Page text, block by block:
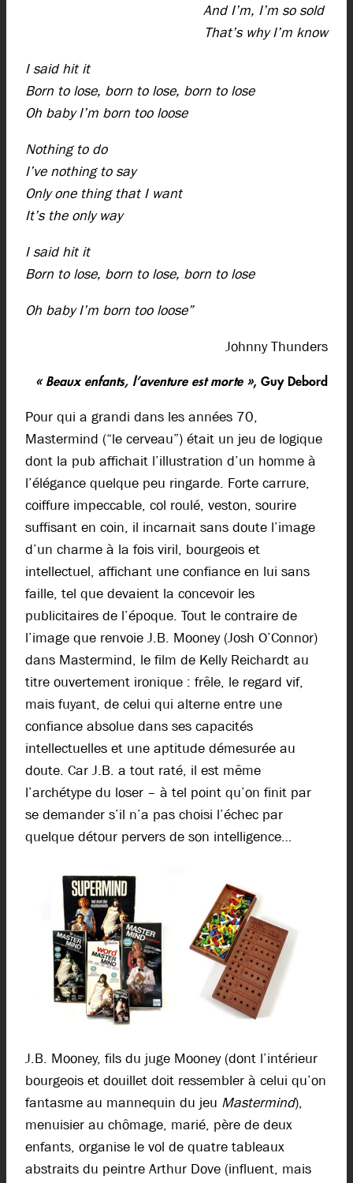
And I’m, I’m so sold
That’s why I’m know
I said hit it
Born to lose, born to lose, born to lose
Oh baby I’m born too loose
Nothing to do
I’ve nothing to say
Only one thing that I want
It’s the only way
I said hit it
Born to lose, born to lose, born to lose
Oh baby I’m born too loose”
Johnny Thunders
« Beaux enfants, l’aventure est morte », Guy Debord
Pour qui a grandi dans les années 70,
Mastermind (“le cerveau”) était un jeu de logique
dont la pub affichait l’illustration d’un homme à
l’élégance quelque peu ringarde. Forte carrure,
coiffure impeccable, col roulé, veston, sourire
suffisant en coin, il incarnait sans doute l’image
d’un charme à la fois viril, bourgeois et
intellectuel, affichant une confiance en lui sans
faille, tel que devaient la concevoir les
publicitaires de l’époque. Tout le contraire de
l’image que renvoie J.B. Mooney (Josh O’Connor)
dans Mastermind, le film de Kelly Reichardt au
titre ouvertement ironique : frêle, le regard vif,
mais fuyant, de celui qui alterne entre une
confiance absolue dans ses capacités
intellectuelles et une aptitude démesurée au
doute. Car J.B. a tout raté, il est même
l’archétype du loser – à tel point qu’on finit par
se demander s’il n’a pas choisi l’échec par
quelque détour pervers de son intelligence…
J.B. Mooney, fils du juge Mooney (dont l’intérieur
bourgeois et douillet doit ressembler à celui qu’on
fantasme au mannequin du jeu Mastermind),
menuisier au chômage, marié, père de deux
enfants, organise le vol de quatre tableaux
abstraits du peintre Arthur Dove (influent, mais